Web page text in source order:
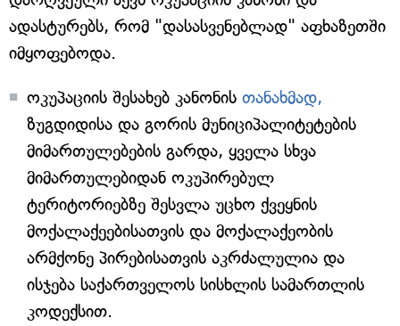
ადასტურებს, რომ "დასასვენებლად" აფხაზეთში
იმყოფებოდა.
ოკუპაციის შესახებ კანონის თანახმად,
ზუგდიდისა და გორის მუნიციპალიტეტების
მიმართულებების გარდა, ყველა სხვა
მიმართულებიდან ოკუპირებულ
ტერიტორიებზე შესვლა უცხო ქვეყნის
მოქალაქეებისათვის და მოქალაქეობის
არმქონე პირებისათვის აკრძალულია და
ისჯება საქართველოს სისხლის სამართლის
კოდექსით.